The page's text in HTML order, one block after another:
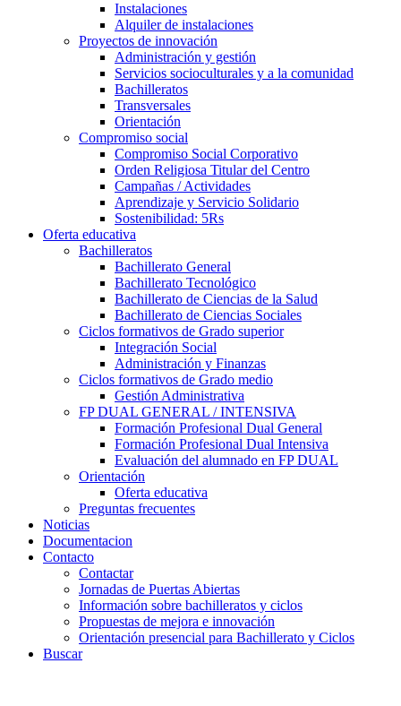
Instalaciones
Alquiler de instalaciones
Proyectos de innovación
Administración y gestión
Servicios socioculturales y a la comunidad
Bachilleratos
Transversales
Orientación
Compromiso social
Compromiso Social Corporativo
Orden Religiosa Titular del Centro
Campañas / Actividades
Aprendizaje y Servicio Solidario
Sostenibilidad: 5Rs
Oferta educativa
Bachilleratos
Bachillerato General
Bachillerato Tecnológico
Bachillerato de Ciencias de la Salud
Bachillerato de Ciencias Sociales
Ciclos formativos de Grado superior
Integración Social
Administración y Finanzas
Ciclos formativos de Grado medio
Gestión Administrativa
FP DUAL GENERAL / INTENSIVA
Formación Profesional Dual General
Formación Profesional Dual Intensiva
Evaluación del alumnado en FP DUAL
Orientación
Oferta educativa
Preguntas frecuentes
Noticias
Documentacion
Contacto
Contactar
Jornadas de Puertas Abiertas
Información sobre bachilleratos y ciclos
Propuestas de mejora e innovación
Orientación presencial para Bachillerato y Ciclos
Buscar